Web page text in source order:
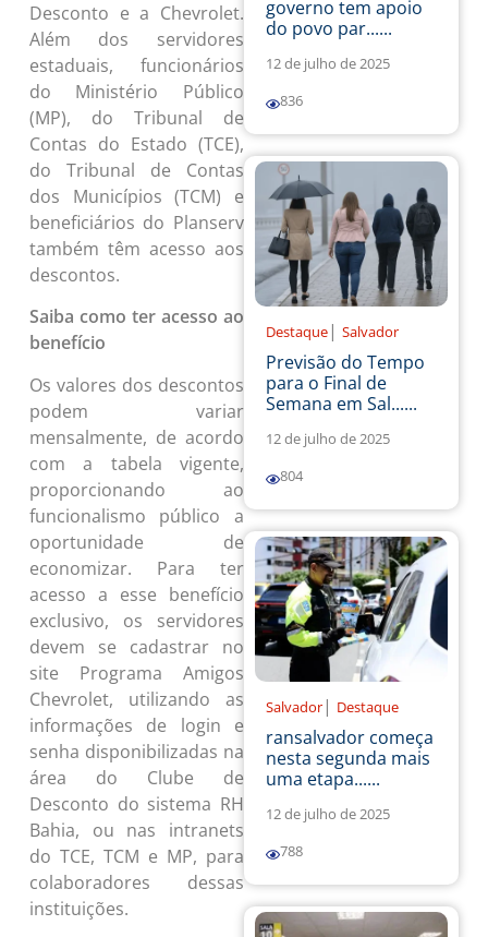
Desconto e a Chevrolet.
Além dos servidores
estaduais, funcionários
do Ministério Público
(MP), do Tribunal de
Contas do Estado (TCE),
do Tribunal de Contas
dos Municípios (TCM) e
beneficiários do Planserv
também têm acesso aos
descontos.
Saiba como ter acesso ao
benefício
Os valores dos descontos
podem variar
mensalmente, de acordo
com a tabela vigente,
proporcionando ao
funcionalismo público a
oportunidade de
economizar. Para ter
acesso a esse benefício
exclusivo, os servidores
devem se cadastrar no
site Programa Amigos
Chevrolet, utilizando as
informações de login e
senha disponibilizadas na
área do Clube de
Desconto do sistema RH
Bahia, ou nas intranets
do TCE, TCM e MP, para
colaboradores dessas
instituições.
governo tem apoio
do povo par......
12 de julho de 2025
836
Destaque | Salvador
Previsão do Tempo
para o Final de
Semana em Sal......
12 de julho de 2025
804
Salvador | Destaque
ransalvador começa
nesta segunda mais
uma etapa......
12 de julho de 2025
788